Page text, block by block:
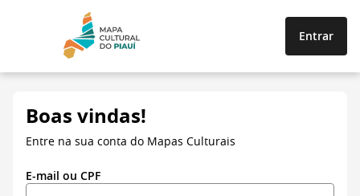
Entrar
Boas vindas!
Entre na sua conta do Mapas Culturais
E-mail ou CPF